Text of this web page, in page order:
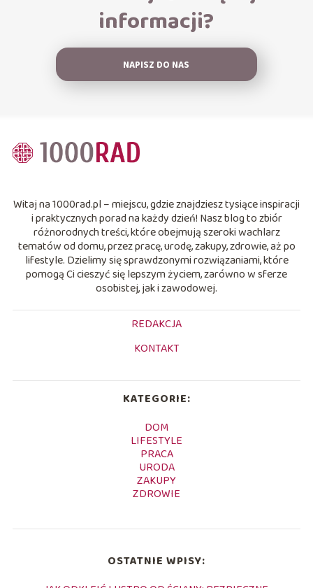
informacji?
NAPISZ DO NAS
Witaj na 1000rad.pl – miejscu, gdzie znajdziesz tysiące inspiracji
i praktycznych porad na każdy dzień! Nasz blog to zbiór
różnorodnych treści, które obejmują szeroki wachlarz
tematów od domu, przez pracę, urodę, zakupy, zdrowie, aż po
lifestyle. Dzielimy się sprawdzonymi rozwiązaniami, które
pomogą Ci cieszyć się lepszym życiem, zarówno w sferze
osobistej, jak i zawodowej.
REDAKCJA
KONTAKT
KATEGORIE:
DOM
LIFESTYLE
PRACA
URODA
ZAKUPY
ZDROWIE
OSTATNIE WPISY: